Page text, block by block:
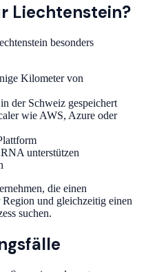
Liechtenstein?
besonders
Kilometer von
der Schweiz gespeichert
wie AWS, Azure oder
unterstützen
die einen
und gleichzeitig einen
suchen.